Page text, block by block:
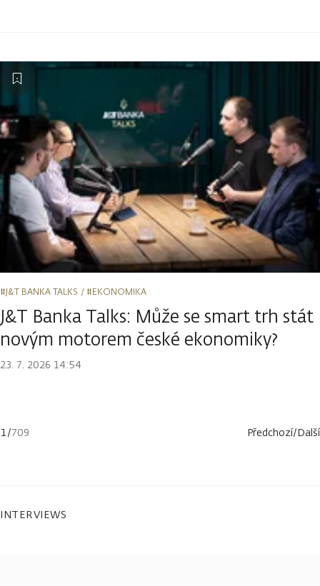
#J&T BANKA TALKS #EKONOMIKA
J&T Banka Talks: Může se smart trh stát
novým motorem české ekonomiky?
23. 7. 2026 14:54
1/709 Předchozí/Další
INTERVIEWS